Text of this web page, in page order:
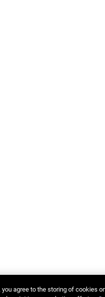
you agree to the storing of cookies